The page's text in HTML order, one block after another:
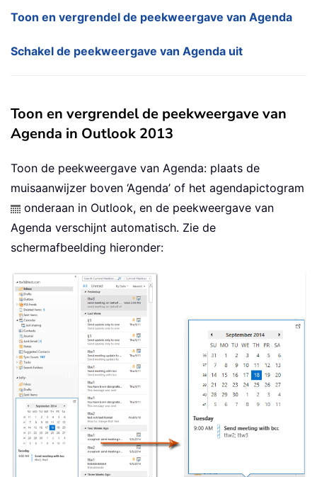
Toon en vergrendel de peekweergave van Agenda
Schakel de peekweergave van Agenda uit
Toon en vergrendel de peekweergave van
Agenda in Outlook 2013
Toon de peekweergave van Agenda: plaats de
muisaanwijzer boven ‘Agenda’ of het agendapictogram
onderaan in Outlook, en de peekweergave van
Agenda verschijnt automatisch. Zie de
schermafbeelding hieronder: